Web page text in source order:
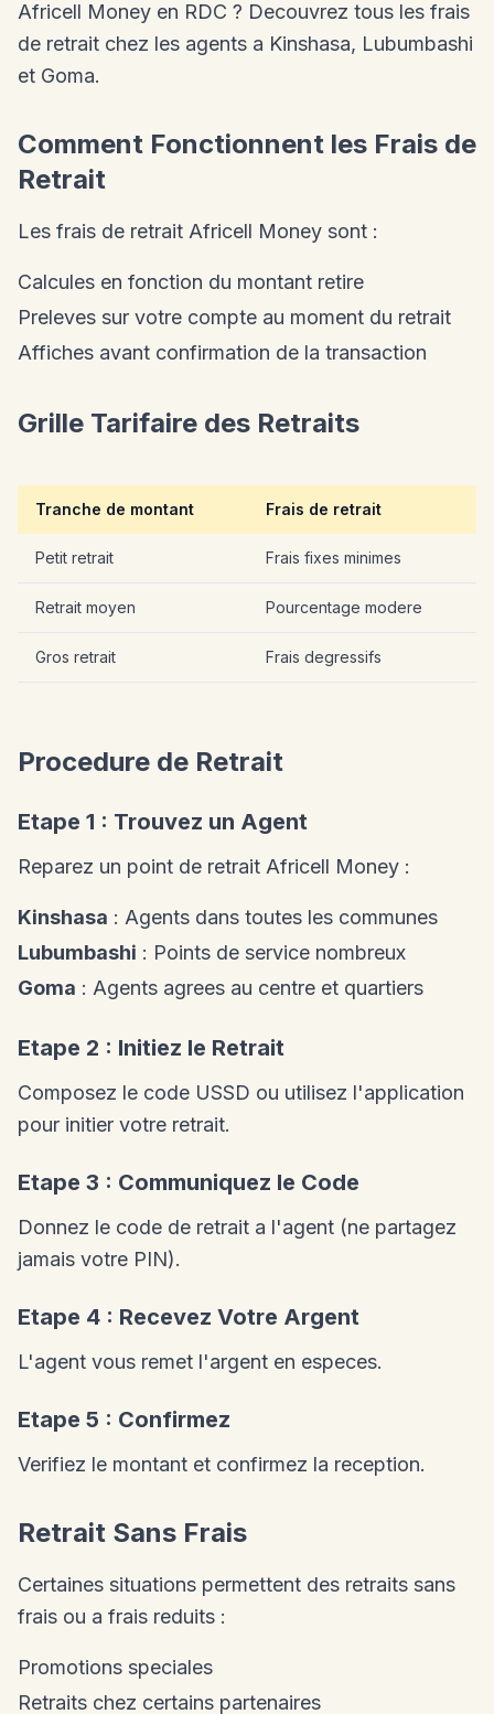
Africell Money en RDC ? Decouvrez tous les frais
de retrait chez les agents a Kinshasa, Lubumbashi
et Goma.
Comment Fonctionnent les Frais de
Retrait
Les frais de retrait Africell Money sont :
Calcules en fonction du montant retire
Preleves sur votre compte au moment du retrait
Affiches avant confirmation de la transaction
Grille Tarifaire des Retraits
Tranche de montant Frais de retrait
Petit retrait Frais fixes minimes
Retrait moyen Pourcentage modere
Gros retrait Frais degressifs
Procedure de Retrait
Etape 1 : Trouvez un Agent
Reparez un point de retrait Africell Money :
Kinshasa : Agents dans toutes les communes
Lubumbashi : Points de service nombreux
Goma : Agents agrees au centre et quartiers
Etape 2 : Initiez le Retrait
Composez le code USSD ou utilisez l'application
pour initier votre retrait.
Etape 3 : Communiquez le Code
Donnez le code de retrait a l'agent (ne partagez
jamais votre PIN).
Etape 4 : Recevez Votre Argent
L'agent vous remet l'argent en especes.
Etape 5 : Confirmez
Verifiez le montant et confirmez la reception.
Retrait Sans Frais
Certaines situations permettent des retraits sans
frais ou a frais reduits :
Promotions speciales
Retraits chez certains partenaires